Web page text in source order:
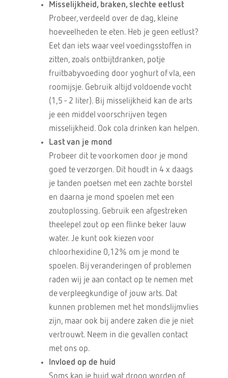
Misselijkheid, braken, slechte eetlust
Probeer, verdeeld over de dag, kleine
hoeveelheden te eten. Heb je geen eetlust?
Eet dan iets waar veel voedingsstoffen in
zitten, zoals ontbijtdranken, potje
fruitbabyvoeding door yoghurt of vla, een
roomijsje. Gebruik altijd voldoende vocht
(1,5 - 2 liter). Bij misselijkheid kan de arts
je een middel voorschrijven tegen
misselijkheid. Ook cola drinken kan helpen.
Last van je mond
Probeer dit te voorkomen door je mond
goed te verzorgen. Dit houdt in 4 x daags
je tanden poetsen met een zachte borstel
en daarna je mond spoelen met een
zoutoplossing. Gebruik een afgestreken
theelepel zout op een flinke beker lauw
water. Je kunt ook kiezen voor
chloorhexidine 0,12% om je mond te
spoelen. Bij veranderingen of problemen
raden wij je aan contact op te nemen met
de verpleegkundige of jouw arts. Dat
kunnen problemen met het mondslijmvlies
zijn, maar ook bij andere zaken die je niet
vertrouwt. Neem in die gevallen contact
met ons op.
Invloed op de huid
Soms kan je huid wat droog worden of